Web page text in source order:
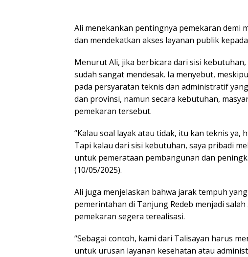
Ali menekankan pentingnya pemekaran demi
dan mendekatkan akses layanan publik
Menurut Ali, jika berbicara dari sisi
sudah sangat mendesak. Ia menyebut,
pada persyaratan teknis dan administratif
dan provinsi, namun secara kebutuhan,
pemekaran tersebut.
“Kalau soal layak atau tidak, itu kan teknis
Tapi kalau dari sisi kebutuhan, saya pribadi
untuk pemerataan pembangunan dan
(10/05/2025).
Ali juga menjelaskan bahwa jarak tempuh
pemerintahan di Tanjung Redeb menjadi
pemekaran segera terealisasi.
“Sebagai contoh, kami dari Talisayan harus
untuk urusan layanan kesehatan atau